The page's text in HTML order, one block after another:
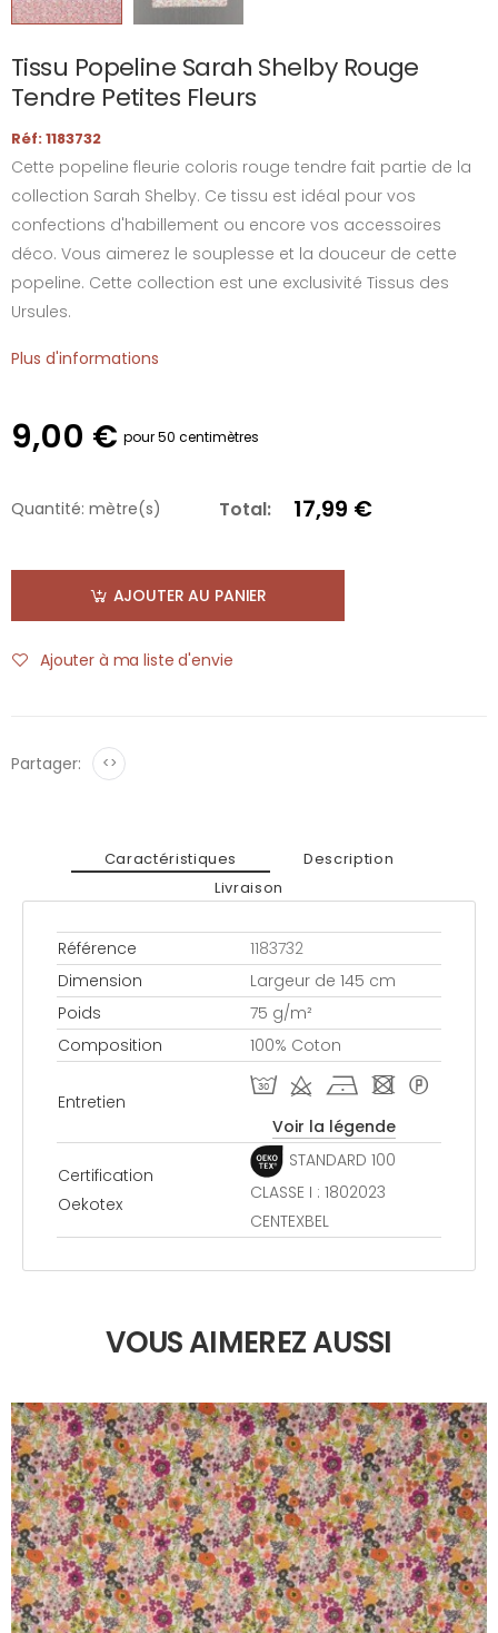
Tissu Popeline Sarah Shelby Rouge
Tendre Petites Fleurs
Réf: 1183732
Cette popeline fleurie coloris rouge tendre fait partie de la
collection Sarah Shelby. Ce tissu est idéal pour vos
confections d'habillement ou encore vos accessoires
déco. Vous aimerez le souplesse et la douceur de cette
popeline. Cette collection est une exclusivité Tissus des
Ursules.
Plus d'informations
9,00 € pour 50 centimètres
Quantité: mètre(s) Total: 17,99 €
AJOUTER AU PANIER
Ajouter à ma liste d'envie
Partager: <>
Caractéristiques
Description
Livraison
Référence
1183732
Dimension
Largeur de 145 cm
Poids
75 g/m²
Composition
100% Coton
Entretien
T d h - *
Voir la légende
Certification
Oekotex
STANDARD 100
CLASSE I : 1802023
CENTEXBEL
VOUS AIMEREZ AUSSI